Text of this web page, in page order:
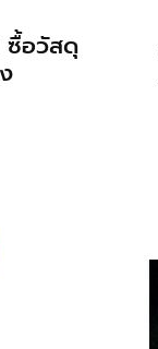
ซื้อวัสดุ